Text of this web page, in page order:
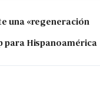
una «regeneración
para Hispanoamérica